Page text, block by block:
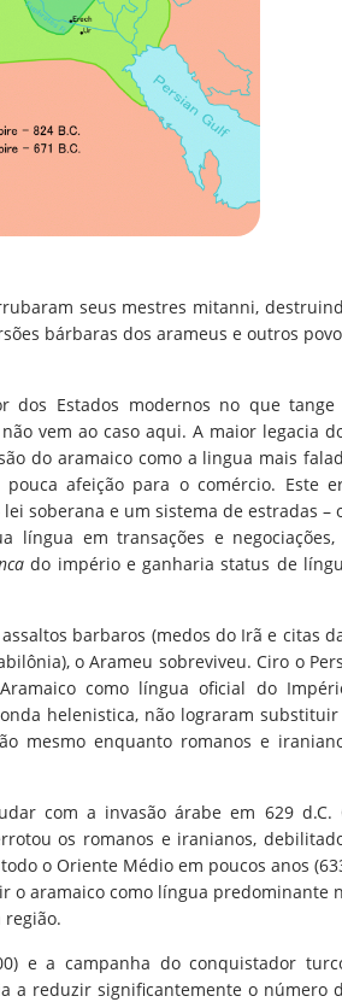
seus mestres mitanni,
bárbaras dos arameus e outros
dos Estados modernos no que tange
vem ao caso aqui. A maior legacia
do aramaico como a lingua mais
afeição para o comércio. Este
lei soberana e um sistema de estradas –
língua em transações e negociações,
do império e ganharia status de
barbaros (medos do Irã e citas
o Arameu sobreviveu. Ciro o
como língua oficial do
helenistica, não lograram substituir
mesmo enquanto romanos e
com a invasão árabe em 629 d.C.
os romanos e iranianos,
o Oriente Médio em poucos anos
o aramaico como língua predominante
e a campanha do conquistador
a reduzir significantemente o número